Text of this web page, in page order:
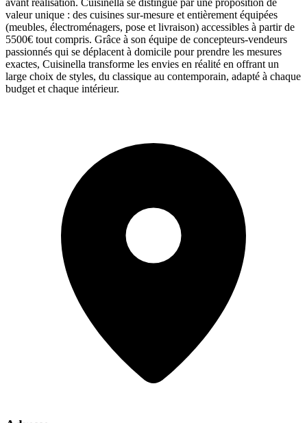
valeur unique : des cuisines sur-mesure et entièrement équipées
(meubles, électroménagers, pose et livraison) accessibles à partir de
5500€ tout compris. Grâce à son équipe de concepteurs-vendeurs
passionnés qui se déplacent à domicile pour prendre les mesures
exactes, Cuisinella transforme les envies en réalité en offrant un
large choix de styles, du classique au contemporain, adapté à chaque
budget et chaque intérieur.